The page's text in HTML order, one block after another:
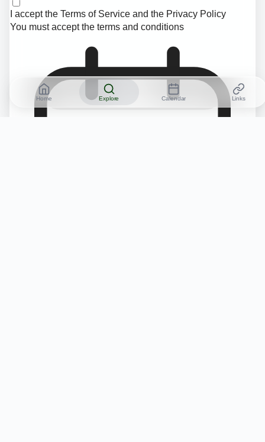
Home Explore Calendar Links
I accept the Terms of Service and the Privacy Policy
You must accept the terms and conditions